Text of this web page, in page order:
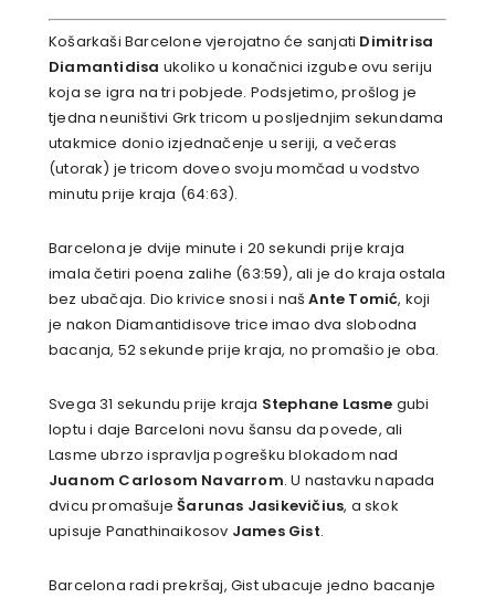
Košarkaši Barcelone vjerojatno će sanjati Dimitrisa
Diamantidisa ukoliko u konačnici izgube ovu seriju
koja se igra na tri pobjede. Podsjetimo, prošlog je
tjedna neuništivi Grk tricom u posljednjim sekundama
utakmice donio izjednačenje u seriji, a večeras
(utorak) je tricom doveo svoju momčad u vodstvo
minutu prije kraja (64:63).
Barcelona je dvije minute i 20 sekundi prije kraja
imala četiri poena zalihe (63:59), ali je do kraja ostala
bez ubačaja. Dio krivice snosi i našAnte Tomić, koji
je nakon Diamantidisove trice imao dva slobodna
bacanja, 52 sekunde prije kraja, no promašio je oba.
Svega 31 sekundu prije kraja Stephane Lasme gubi
loptu i daje Barceloni novu šansu da povede, ali
Lasme ubrzo ispravlja pogrešku blokadom nad
Juanom Carlosom Navarrom. U nastavku napada
dvicu promašujeŠarunas Jasikevičius, a skok
upisuje Panathinaikosov James Gist.
Barcelona radi prekršaj, Gist ubacuje jedno bacanje